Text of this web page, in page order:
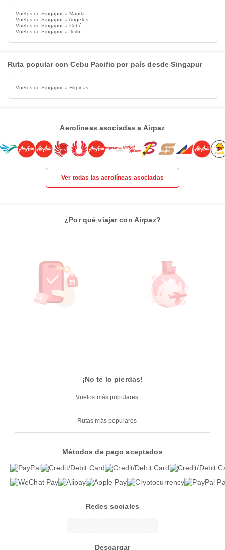
Vuelos de Singapur a Manila
Vuelos de Singapur a Angeles
Vuelos de Singapur a Cebú
Vuelos de Singapur a Iloilo
Ruta popular con Cebu Pacific por país desde Singapur
Vuelos de Singapur a Filipinas
Aerolíneas asociadas a Airpaz
Ver todas las aerolíneas asociadas
¿Por qué viajar con Airpaz?
¡No te lo pierdas!
Vuelos más populares
Rutas más populares
Métodos de pago aceptados
Redes sociales
Descargar